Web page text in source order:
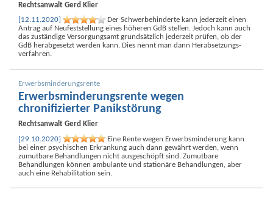
Rechtsanwalt Gerd Klier
[12.11.2020]
Der Schwer­behinderte kann jederzeit einen
Antrag auf Neu­feststellung eines höheren GdB stellen. Jedoch kann auch
das zuständige Versorgungs­amt grund­sätzlich jederzeit prüfen, ob der
GdB herab­gesetzt werden kann. Dies nennt man dann Herab­setzungs­
verfahren.
Erwerbs­minderungs­rente
Erwerbs­minderungs­rente wegen
chronifizierter Panik­störung
Rechtsanwalt Gerd Klier
[29.10.2020]
Eine Rente wegen Erwerbs­minderung kann
bei einer psychischen Erkrankung auch dann gewährt werden, wenn
zumutbare Behandlungen nicht aus­geschöpft sind. Zumutbare
Behandlungen können ambulante und stationäre Behandlungen, aber
auch eine Reha­bilitation sein.